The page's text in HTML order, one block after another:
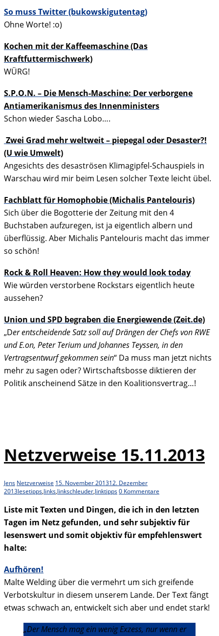
So muss Twitter (bukowskigutentag)
Ohne Worte! :o)
Kochen mit der Kaffeemaschine (Das
Kraftfuttermischwerk)
WÜRG!
S.P.O.N. – Die Mensch-Maschine: Der verborgene
Antiamerikanismus des Innenministers
Schon wieder Sascha Lobo….
Zwei Grad mehr weltweit – piepegal oder Desaster?!
(U wie Umwelt)
Angesichts des desaströsen Klimagipfel-Schauspiels in
Warschau wird mir beim Lesen solcher Texte leicht übel.
Fachblatt für Homophobie (Michalis Pantelouris)
Sich über die Bogotterie der Zeitung mit den 4
Buchstaben aufzuregen, ist ja eigentlich albern und
überflüssig. Aber Michalis Pantelouris macht das immer
so schön!
Rock & Roll Heaven: How they would look today
Wie würden verstorbene Rockstars eigentlich heute
aussehen?
Union und SPD begraben die Energiewende (Zeit.de)
„Der entscheidende Satz soll auf Drängen der Chefs von RWE
und E.on, Peter Terium und Johannes Teyssen, in den
Vertragsentwurf gekommen sein“ Da muss man jetzt nichts
mehr zu sagen oder? Wirtschaftsbosse diktieren der
Politik anscheinend Sätze in den Koalitionsvertrag…!
Netzverweise 15.11.2013
Jens Netzverweise 15. November 201312. Dezember
2013lesetipps,links,linkschleuder,linktipps0 Kommentare
Liste mit Texten und Dingen, die ich in den letzten
Tagen im Netz gefunden, und sehr subjektiv für
lesenswert und somit objektiv für empfehlenswert
halte:
Aufhören!
Malte Welding über die vermehrt um sich greifende
Verbotskultur in diesem unserem Lande. Der Text fängt
etwas schwach an, entwickelt sich aber und endet stark!
„Der Mensch mag ein wenig Exzess, nur wenn er